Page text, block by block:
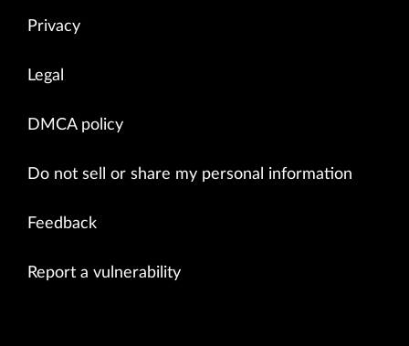
Privacy
Legal
DMCA policy
Do not sell or share my personal information
Feedback
Report a vulnerability